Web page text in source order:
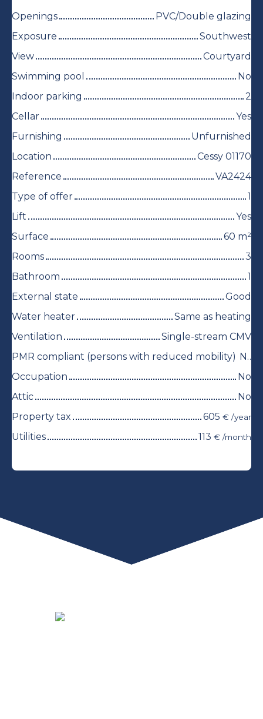
Openings
PVC/Double glazing
Exposure
Southwest
View
Courtyard
Swimming pool
No
Indoor parking
2
Cellar
Yes
Furnishing
Unfurnished
Location
Cessy 01170
Reference
VA2424
Type of offer
1
Lift
Yes
Surface
60 m²
Rooms
3
Bathroom
1
External state
Good
Water heater
Same as heating
Ventilation
Single-stream CMV
PMR compliant (persons with reduced mobility)
No
Occupation
No
Attic
No
Property tax
605 € /year
Utilities 113 € /month